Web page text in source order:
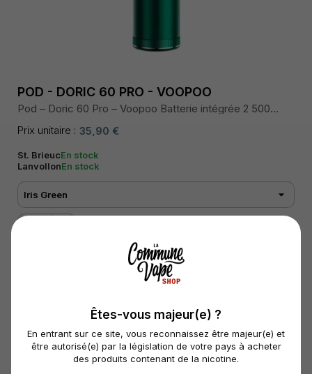
Êtes-vous majeur(e) ?
En entrant sur ce site, vous reconnaissez être majeur(e) et
être autorisé(e) par la législation de votre pays à acheter
des produits contenant de la nicotine.
POD - DORIC 60 PRO - VOOPOO
Pod – Doric 60 Pro – Voopoo Batterie intégrée 2 500
couleur 0,96″, cartouche PnP-X 5 mL, airflow réglable,
résistances PnP-X compatibles, recharge rapide USB-C.
Prix unitaire : 35,90 €
St. BrieucEn stock
LanvollonEn stock